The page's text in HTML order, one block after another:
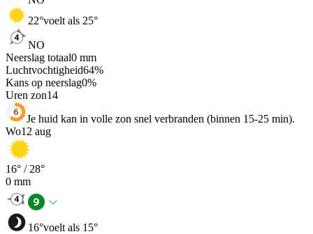
22°voelt als 25°
NO
Neerslag totaal0 mm
Luchtvochtigheid64%
Kans op neerslag0%
Uren zon14
Je huid kan in volle zon snel verbranden (binnen 15-25 min).
Wo12 aug
16° / 28°
0 mm
16°voelt als 15°